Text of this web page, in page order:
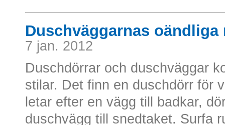
Duschväggarnas
7 jan. 2012
Duschdörrar och duschväggar
stilar. Det finn en duschdörr för
letar efter en vägg till badkar,
duschvägg till snedtaket. Surfa